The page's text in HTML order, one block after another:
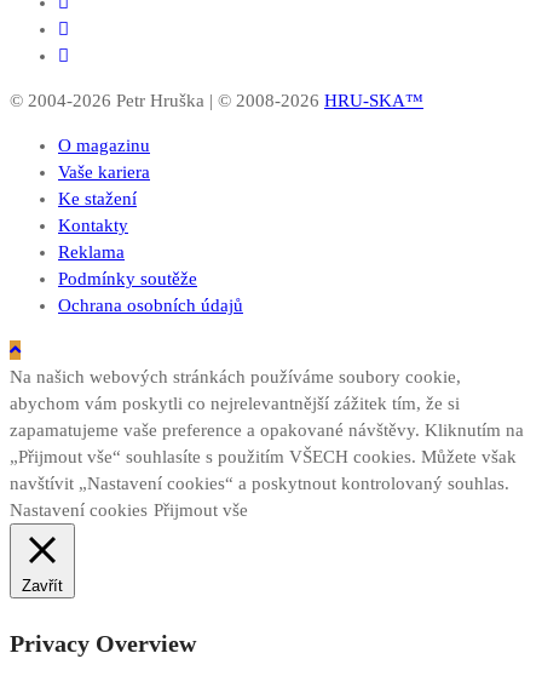
© 2004-2026 Petr Hruška | © 2008-2026 HRU-SKA™
O magazinu
Vaše kariera
Ke stažení
Kontakty
Reklama
Podmínky soutěže
Ochrana osobních údajů
Na našich webových stránkách používáme soubory cookie,
abychom vám poskytli co nejrelevantnější zážitek tím, že si
zapamatujeme vaše preference a opakované návštěvy. Kliknutím na
„Přijmout vše“ souhlasíte s použitím VŠECH cookies. Můžete však
navštívit „Nastavení cookies“ a poskytnout kontrolovaný souhlas.
Nastavení cookies Přijmout vše
Zavřít
Privacy Overview